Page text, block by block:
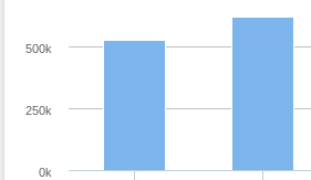
0k
250k
500k